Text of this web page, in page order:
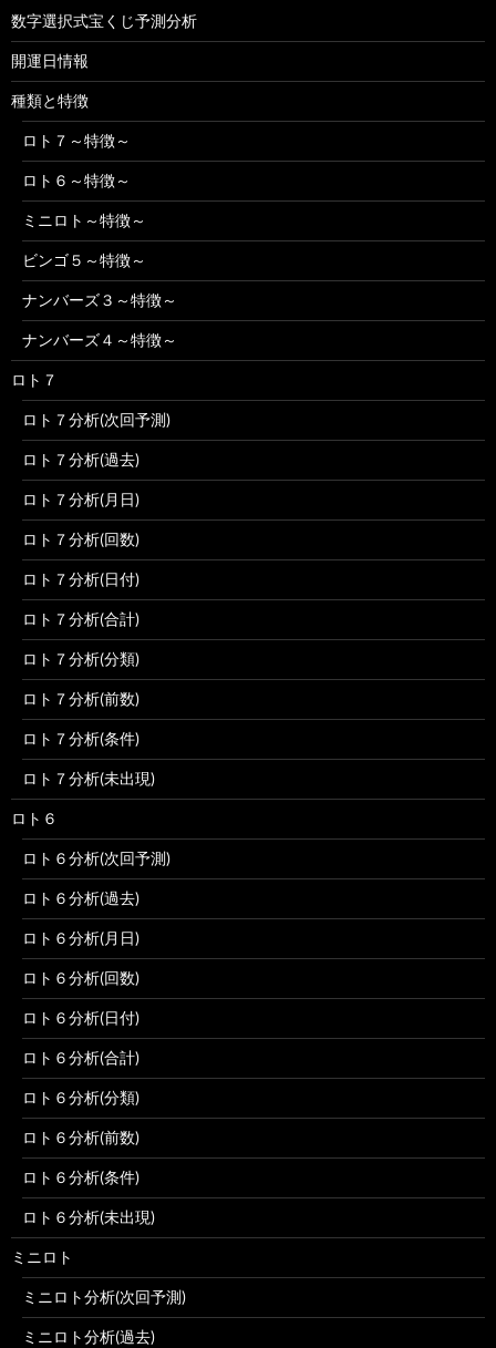
数字選択式宝くじ予測分析
開運日情報
種類と特徴
ロト７～特徴～
ロト６～特徴～
ミニロト～特徴～
ビンゴ５～特徴～
ナンバーズ３～特徴～
ナンバーズ４～特徴～
ロト７
ロト７分析(次回予測)
ロト７分析(過去)
ロト７分析(月日)
ロト７分析(回数)
ロト７分析(日付)
ロト７分析(合計)
ロト７分析(分類)
ロト７分析(前数)
ロト７分析(条件)
ロト７分析(未出現)
ロト６
ロト６分析(次回予測)
ロト６分析(過去)
ロト６分析(月日)
ロト６分析(回数)
ロト６分析(日付)
ロト６分析(合計)
ロト６分析(分類)
ロト６分析(前数)
ロト６分析(条件)
ロト６分析(未出現)
ミニロト
ミニロト分析(次回予測)
ミニロト分析(過去)